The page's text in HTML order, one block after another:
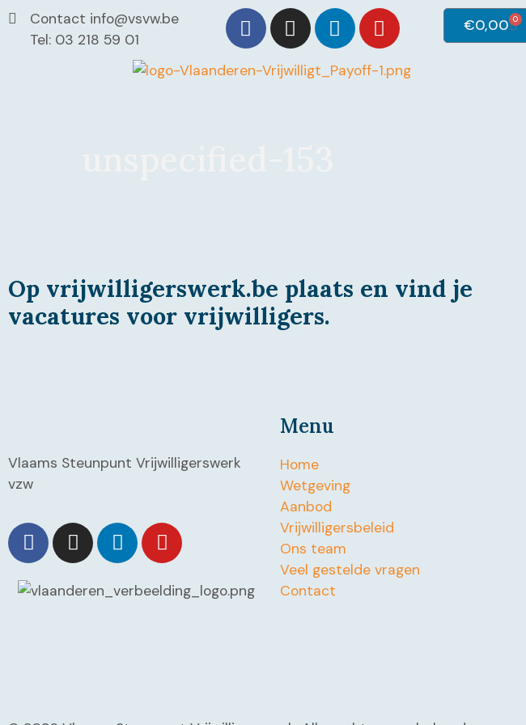
Contact info@vsvw.be
Tel: 03 218 59 01
€0,00 0
Op vrijwilligerswerk.be plaats en vind je
vacatures voor vrijwilligers.
Vlaams Steunpunt Vrijwilligerswerk
vzw
Menu
Home
Wetgeving
Aanbod
Vrijwilligersbeleid
Ons team
Veel gestelde vragen
Contact